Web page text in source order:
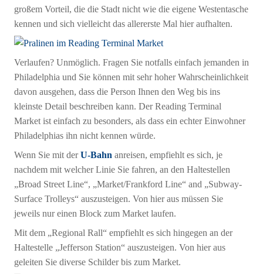
großem Vorteil, die die Stadt nicht wie die eigene Westentasche
kennen und sich vielleicht das allererste Mal hier aufhalten.
Verlaufen? Unmöglich. Fragen Sie notfalls einfach jemanden in
Philadelphia und Sie können mit sehr hoher Wahrscheinlichkeit
davon ausgehen, dass die Person Ihnen den Weg bis ins
kleinste Detail beschreiben kann. Der Reading Terminal
Market ist einfach zu besonders, als dass ein echter Einwohner
Philadelphias ihn nicht kennen würde.
Wenn Sie mit derU-Bahn anreisen, empfiehlt es sich, je
nachdem mit welcher Linie Sie fahren, an den Haltestellen
„Broad Street Line“, „Market/Frankford Line“ and „Subway-
Surface Trolleys“ auszusteigen. Von hier aus müssen Sie
jeweils nur einen Block zum Market laufen.
Mit dem „Regional Rall“ empfiehlt es sich hingegen an der
Haltestelle „Jefferson Station“ auszusteigen. Von hier aus
geleiten Sie diverse Schilder bis zum Market.